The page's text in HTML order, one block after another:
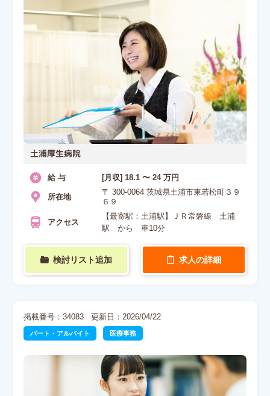
土浦厚生病院
給 与 [月収] 18.1 〜 24 万円
所在地
〒 300-0064 茨城県土浦市東若松町３９
６９
アクセス
【最寄駅：土浦駅】ＪＲ常磐線 土浦
駅 から 車10分
検討リスト追加 求人の詳細
掲載番号：34083 更新日：2026/04/22
パート・アルバイト 医療事務